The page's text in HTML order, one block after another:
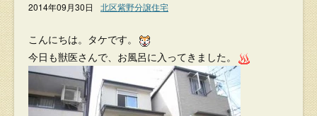
2014年09月30日 北区紫野分譲住宅
こんにちは。タケです。
今日も獣医さんで、お風呂に入ってきました。